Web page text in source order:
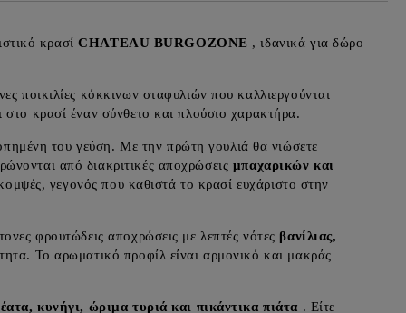
κρασίCHATEAU BURGOZONE , ιδανικά για δώρο
ποικιλίες κόκκινων σταφυλιών που καλλιεργούνται
κρασί έναν σύνθετο και πλούσιο χαρακτήρα.
του γεύση. Με την πρώτη γουλιά θα νιώσετε
από διακριτικές αποχρώσεις μπαχαρικών και
γεγονός που καθιστά το κρασί ευχάριστο στην
φρουτώδεις αποχρώσεις με λεπτές νότες βανίλιας,
Το αρωματικό προφίλ είναι αρμονικό και μακράς
κυνήγι, ώριμα τυριά και πικάντικα πιάτα . Είτε